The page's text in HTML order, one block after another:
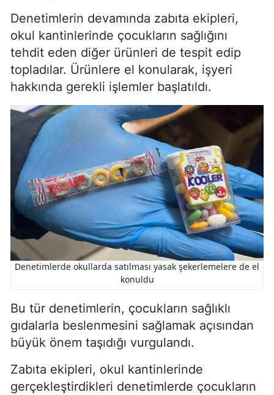
Denetimlerin devamında zabıta ekipleri,
okul kantinlerinde çocukların sağlığını
tehdit eden diğer ürünleri de tespit edip
topladılar. Ürünlere el konularak, işyeri
hakkında gerekli işlemler başlatıldı.
Denetimlerde okullarda satılması yasak şekerlemelere de el
konuldu
Bu tür denetimlerin, çocukların sağlıklı
gıdalarla beslenmesini sağlamak açısından
büyük önem taşıdığı vurgulandı.
Zabıta ekipleri, okul kantinlerinde
gerçekleştirdikleri denetimlerde çocukların